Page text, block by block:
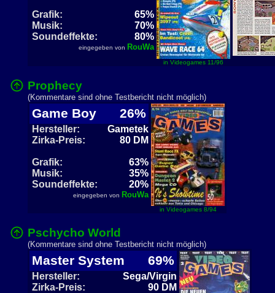
Grafik:
65%
Musik:
70%
Soundeffekte:
80%
eingegeben von RouWa
in Videogames 11/96
Prophecy
(Kommentare sind ohne Testbericht nicht möglich)
Game Boy 26%
Hersteller:
Gametek
Zirka-Preis:
80 DM
Grafik:
63%
Musik:
35%
Soundeffekte:
20%
eingegeben von RouWa
in Videogames 8/94
Pschycho World
(Kommentare sind ohne Testbericht nicht möglich)
Master System 69%
Hersteller:
Sega/Virgin
Zirka-Preis:
90 DM